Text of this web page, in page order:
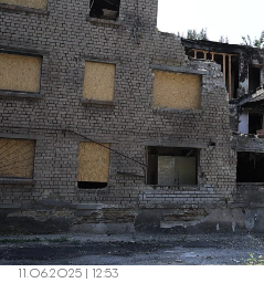
повідомили в департаменті
міськради під час засідання
питань економічного
Запоріжжя».
11.06.2025 | 12:53